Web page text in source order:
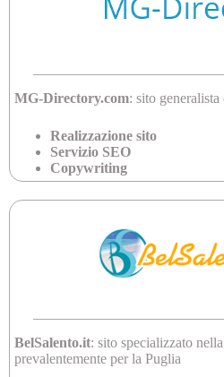
MG-Directory.com: sito
Realizzazione sito
Servizio SEO
Copywriting
BelSalento.it: sito specializzato
prevalentemente per la Puglia